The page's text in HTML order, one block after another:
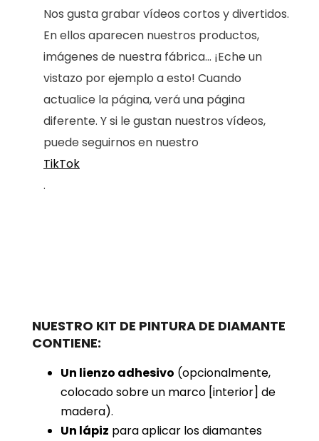
Nos gusta grabar vídeos cortos y divertidos.
En ellos aparecen nuestros productos,
imágenes de nuestra fábrica... ¡Eche un
vistazo por ejemplo a esto! Cuando
actualice la página, verá una página
diferente. Y si le gustan nuestros vídeos,
puede seguirnos en nuestro
TikTok
.
NUESTRO KIT DE PINTURA DE DIAMANTE
CONTIENE:
Un lienzo adhesivo (opcionalmente,
colocado sobre un marco [interior] de
madera).
Un lápiz para aplicar los diamantes